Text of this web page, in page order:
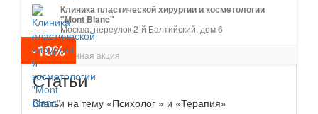
-10%
Клиника пластической хирургии и косметологии
"Mont Blanc"
Москва, переулок 2-й Балтийский, дом 6
Постоянная акция
Статьи
Статьи на тему «Психолог » и «Терапия»